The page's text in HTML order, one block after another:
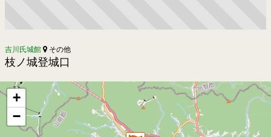
吉川氏城館 その他
枝ノ城登城口
+
−